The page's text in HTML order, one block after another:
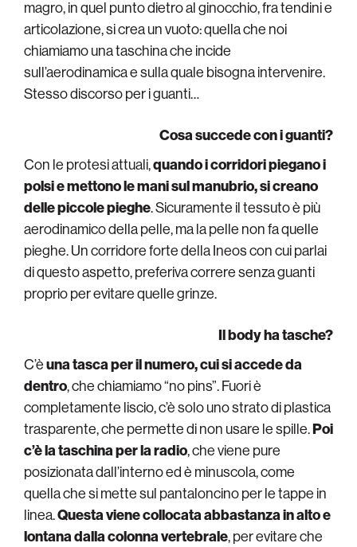
magro, in quel punto dietro al ginocchio, fra tendini e
articolazione, si crea un vuoto: quella che noi
chiamiamo una taschina che incide
sull’aerodinamica e sulla quale bisogna intervenire.
Stesso discorso per i guanti…
Cosa succede con i guanti?
Con le protesi attuali,quando i corridori piegano i
polsi e mettono le mani sul manubrio, si creano
delle piccole pieghe. Sicuramente il tessuto è più
aerodinamico della pelle, ma la pelle non fa quelle
pieghe. Un corridore forte della Ineos con cui parlai
di questo aspetto, preferiva correre senza guanti
proprio per evitare quelle grinze.
Il body ha tasche?
C’èuna tasca per il numero, cui si accede da
dentro, che chiamiamo “no pins”. Fuori è
completamente liscio, c’è solo uno strato di plastica
trasparente, che permette di non usare le spille.Poi
c’è la taschina per la radio, che viene pure
posizionata dall’interno ed è minuscola, come
quella che si mette sul pantaloncino per le tappe in
linea.Questa viene collocata abbastanza in alto e
lontana dalla colonna vertebrale, per evitare che